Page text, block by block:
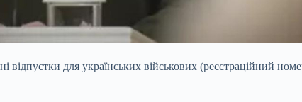
відпустки для українських військових (реєстраційний